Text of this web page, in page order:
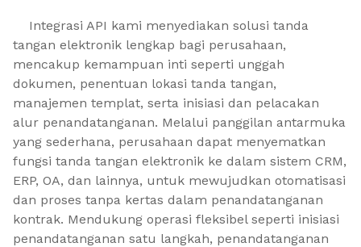
tangan elektronik lengkap bagi perusahaan,
mencakup kemampuan inti seperti unggah
dokumen, penentuan lokasi tanda tangan,
manajemen templat, serta inisiasi dan pelacakan
alur penandatanganan. Melalui panggilan antarmuka
yang sederhana, perusahaan dapat menyematkan
fungsi tanda tangan elektronik ke dalam sistem CRM,
ERP, OA, dan lainnya, untuk mewujudkan otomatisasi
dan proses tanpa kertas dalam penandatanganan
kontrak. Mendukung operasi fleksibel seperti inisiasi
penandatanganan satu langkah, penandatanganan